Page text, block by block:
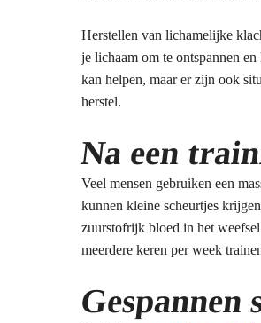
Herstellen van lichamelijke
je lichaam om te ontspannen
kan helpen, maar er zijn ook
herstel.
Na een
Veel mensen gebruiken een
kunnen kleine scheurtjes
zuurstofrijk bloed in het
meerdere keren per week
Gespannen